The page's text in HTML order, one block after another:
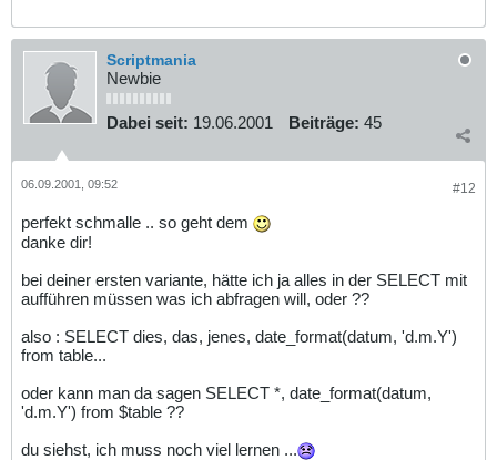
Scriptmania
Newbie
Dabei seit: 19.06.2001 Beiträge: 45
#12
06.09.2001, 09:52
perfekt schmalle .. so geht dem
danke dir!
bei deiner ersten variante, hätte ich ja alles in der SELECT mit
aufführen müssen was ich abfragen will, oder ??
also : SELECT dies, das, jenes, date_format(datum, 'd.m.Y')
from table...
oder kann man da sagen SELECT *, date_format(datum,
'd.m.Y') from $table ??
du siehst, ich muss noch viel lernen ...